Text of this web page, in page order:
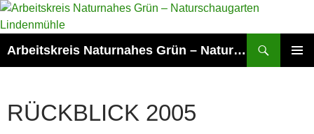
Zum
Inhalt
Arbeitskreis Naturnahes Grün – Naturschaugarten Lindenmühle
RÜCKBLICK 2005